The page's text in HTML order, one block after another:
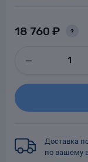
18 760 ₽ ?
Доставка
по вашему